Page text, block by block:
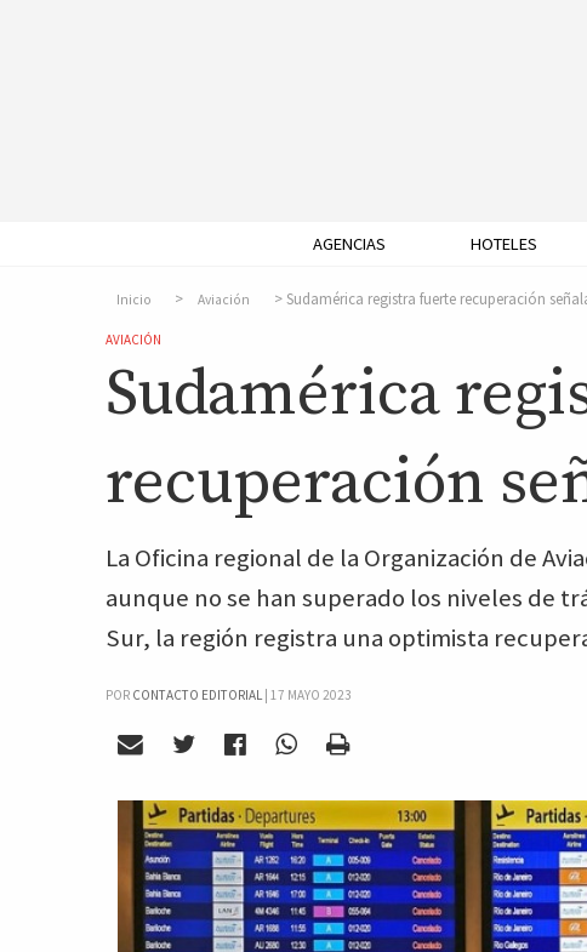
AGENCIAS HOTELES
Inicio Aviación Sudamérica registra fuerte recuperación
AVIACIÓN
Sudamérica
recuperación
La Oficina regional de la Organización de
aunque no se han superado los niveles de
Sur, la región registra una optimista
POR CONTACTO EDITORIAL | 17 MAYO 2023